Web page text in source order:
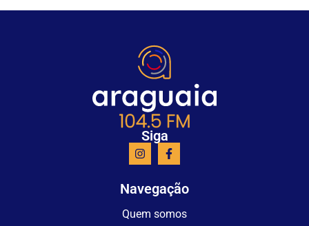
Siga
Navegação
Quem somos